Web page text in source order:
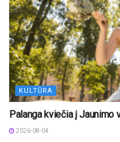
KULTŪRA
Palanga kviečia į Jaunimo
2026-08-04